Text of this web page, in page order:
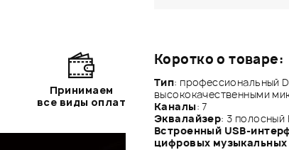
Коротко о товаре:
Тип: профессиональный
высококачественными
Каналы: 7
Эквалайзер: 3 полосный
Встроенный USB-
цифровых
Принимаем
все виды оплат